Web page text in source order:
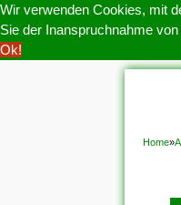
Wir verwenden Cookies, mit
Sie der Inanspruchnahme
Ok!
Home»